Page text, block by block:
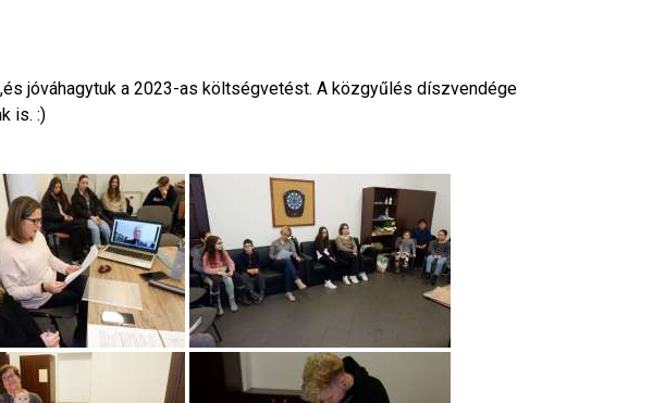
jóváhagytuk a 2023-as költségvetést. A közgyűlés díszvendége
is. :)